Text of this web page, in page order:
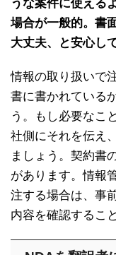
うな案件に使える
場合が一般的。書
大丈夫、と安心し
情報の取り扱いで
書に書かれている
う。もし必要なこ
社側にそれを伝え
ましょう。契約書
があります。情報
注する場合は、事
内容を確認するこ